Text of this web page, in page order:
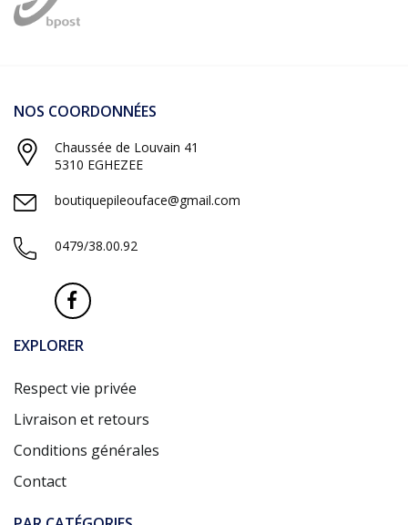
NOS COORDONNÉES
Chaussée de Louvain 41
5310 EGHEZEE
boutiquepileouface@gmail.com
0479/38.00.92
EXPLORER
Respect vie privée
Livraison et retours
Conditions générales
Contact